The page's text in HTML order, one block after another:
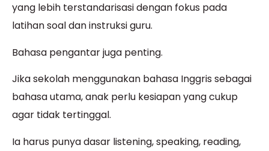
yang lebih terstandarisasi dengan fokus pada
latihan soal dan instruksi guru.
Bahasa pengantar juga penting.
Jika sekolah menggunakan bahasa Inggris sebagai
bahasa utama, anak perlu kesiapan yang cukup
agar tidak tertinggal.
Ia harus punya dasar listening, speaking, reading,